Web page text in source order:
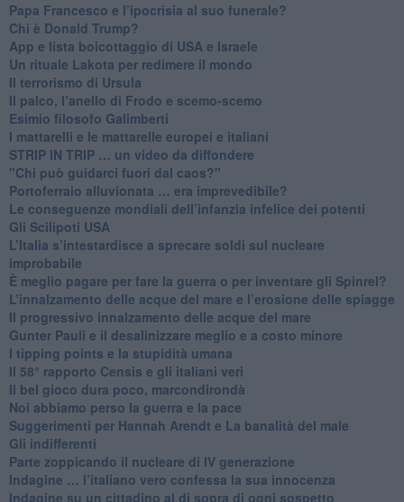
Papa Francesco e l’ipocrisia al suo funerale?
​Chi è Donald Trump?
App e lista boicottaggio di USA e Israele
​Un rituale Lakota per redimere il mondo
Il terrorismo di Ursula
​Il palco, l’anello di Frodo e scemo-scemo
Esimio filosofo Galimberti
​I mattarelli e le mattarelle europei e italiani
​STRIP IN TRIP … un video da diffondere
"Chi può guidarci fuori dal caos?"
​Portoferraio alluvionata … era imprevedibile?
Le conseguenze mondiali dell’infanzia infelice dei potenti
​Gli Scilipoti USA
L’Italia s’intestardisce a sprecare soldi sul nucleare
improbabile
È meglio pagare per fare la guerra o per inventare gli Spinrel?
​L’innalzamento delle acque del mare e l’erosione delle spiagge
​Il progressivo innalzamento delle acque del mare
​Gunter Pauli e il desalinizzare meglio e a costo minore
I tipping points e la stupidità umana
​Il 58° rapporto Censis e gli italiani veri
​Il bel gioco dura poco, marcondirondà
Noi abbiamo perso la guerra e la pace
Suggerimenti per Hannah Arendt e La banalità del male
​Gli indifferenti
Parte zoppicando il nucleare di IV generazione
​Indagine … l’italiano vero confessa la sua innocenza
Indagine su un cittadino al di sopra di ogni sospetto